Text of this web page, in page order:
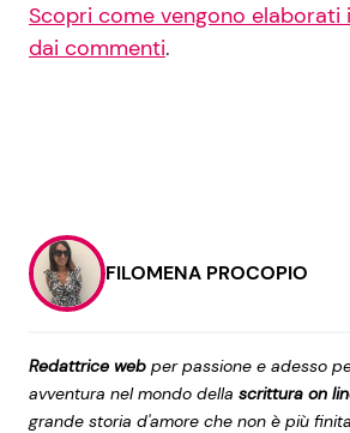
Scopri come vengono elaborati
dai commenti.
FILOMENA PROCOPIO
Redattrice web per passione e adesso
avventura nel mondo della scrittura on
grande storia d'amore che non è più